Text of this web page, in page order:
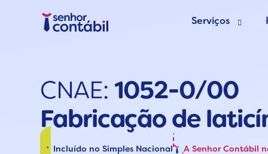
Serviços
Trocar de
Deixar de
CNAE: 1052-0/00
Fabricação de
Incluído no Simples Nacional A Senhor Contábil